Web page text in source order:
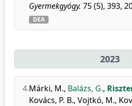
Gyermekgyógy. 75 (5), 393,
DEA
2023
4.Márki, M., Balázs, G.,
Kovács, P. B., Vojtkó, M.,